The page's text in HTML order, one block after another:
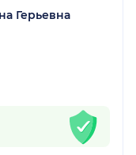
Герьевна